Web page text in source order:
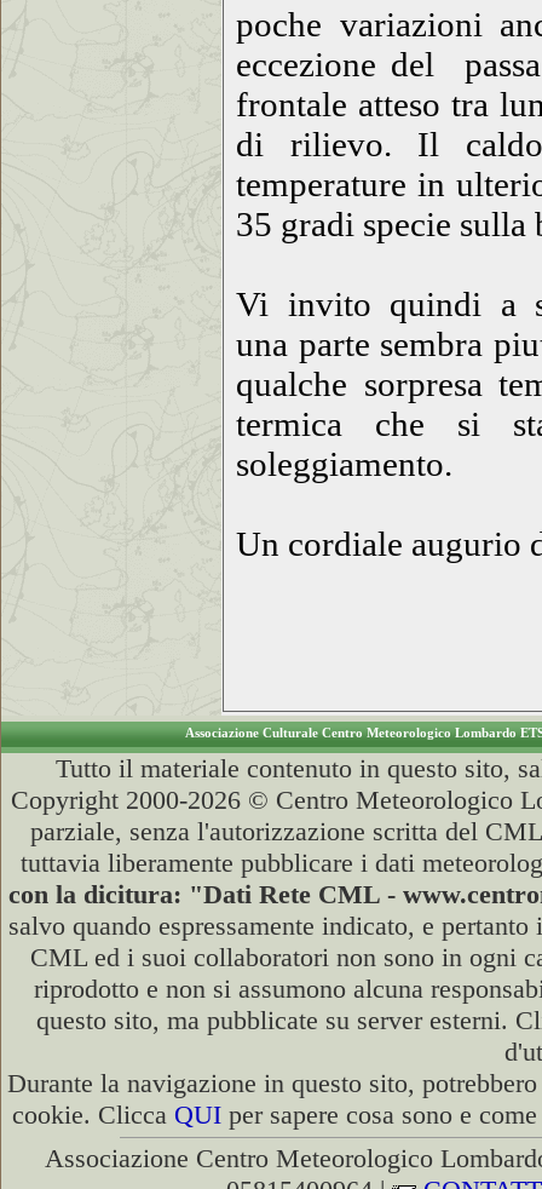
poche variazioni
eccezione del
frontale atteso tra
di rilievo. Il
temperature in
35 gradi specie sulla
Vi invito quindi a
una parte sembra
qualche sorpresa
termica che si
soleggiamento.
Un cordiale augurio
Associazione Culturale Centro Meteorologico Lombardo
Tutto il materiale contenuto in questo sito,
Copyright 2000-2026 © Centro Meteorologico
parziale, senza l'autorizzazione scritta del
tuttavia liberamente pubblicare i dati
con la dicitura: "Dati Rete CML -
salvo quando espressamente indicato, e
CML ed i suoi collaboratori non sono in ogni
riprodotto e non si assumono alcuna
questo sito, ma pubblicate su server esterni.
Durante la navigazione in questo sito,
cookie. Clicca QUI per sapere cosa sono e
Associazione Centro Meteorologico